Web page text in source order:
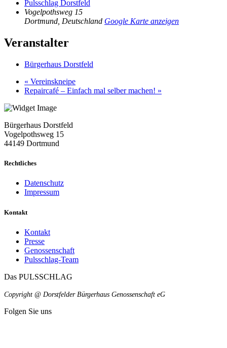
Pulsschlag Dorstfeld
Vogelpothsweg 15
Dortmund Deutschland Google Karte anzeigen
Veranstalter
Bürgerhaus Dorstfeld
« Vereinskneipe
Repaircafé – Einfach mal selber machen! »
Bürgerhaus Dorstfeld
Vogelpothsweg 15
44149 Dortmund
Rechtliches
Datenschutz
Impressum
Kontakt
Kontakt
Presse
Genossenschaft
Pulsschlag-Team
Das PULSSCHLAG
Copyright @ Dorstfelder Bürgerhaus Genossenschaft eG
Folgen Sie uns